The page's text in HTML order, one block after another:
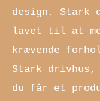
design. Stark
lavet til at
krævende
Stark
du får et